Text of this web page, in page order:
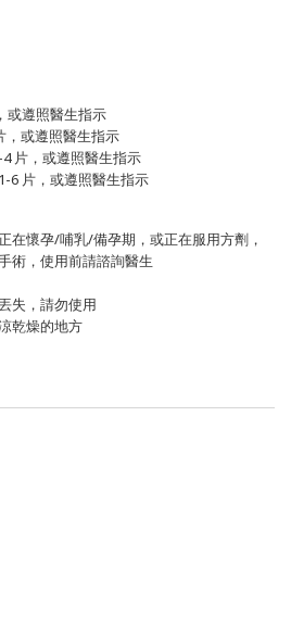
或遵照醫生指示
，或遵照醫生指示
片，或遵照醫生指示
6 片，或遵照醫生指示
在懷孕/哺乳/備孕期，或正在服用方劑，
術，使用前請諮詢醫生
失，請勿使用
乾燥的地方